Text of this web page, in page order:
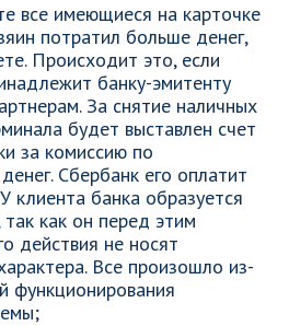
все имеющиеся на карточке
потратил больше денег,
Происходит это, если
банку-эмитенту
За снятие наличных
будет выставлен счет
за комиссию по
Сбербанк его оплатит
клиента банка образуется
как он перед этим
действия не носят
Все произошло из-
функционирования